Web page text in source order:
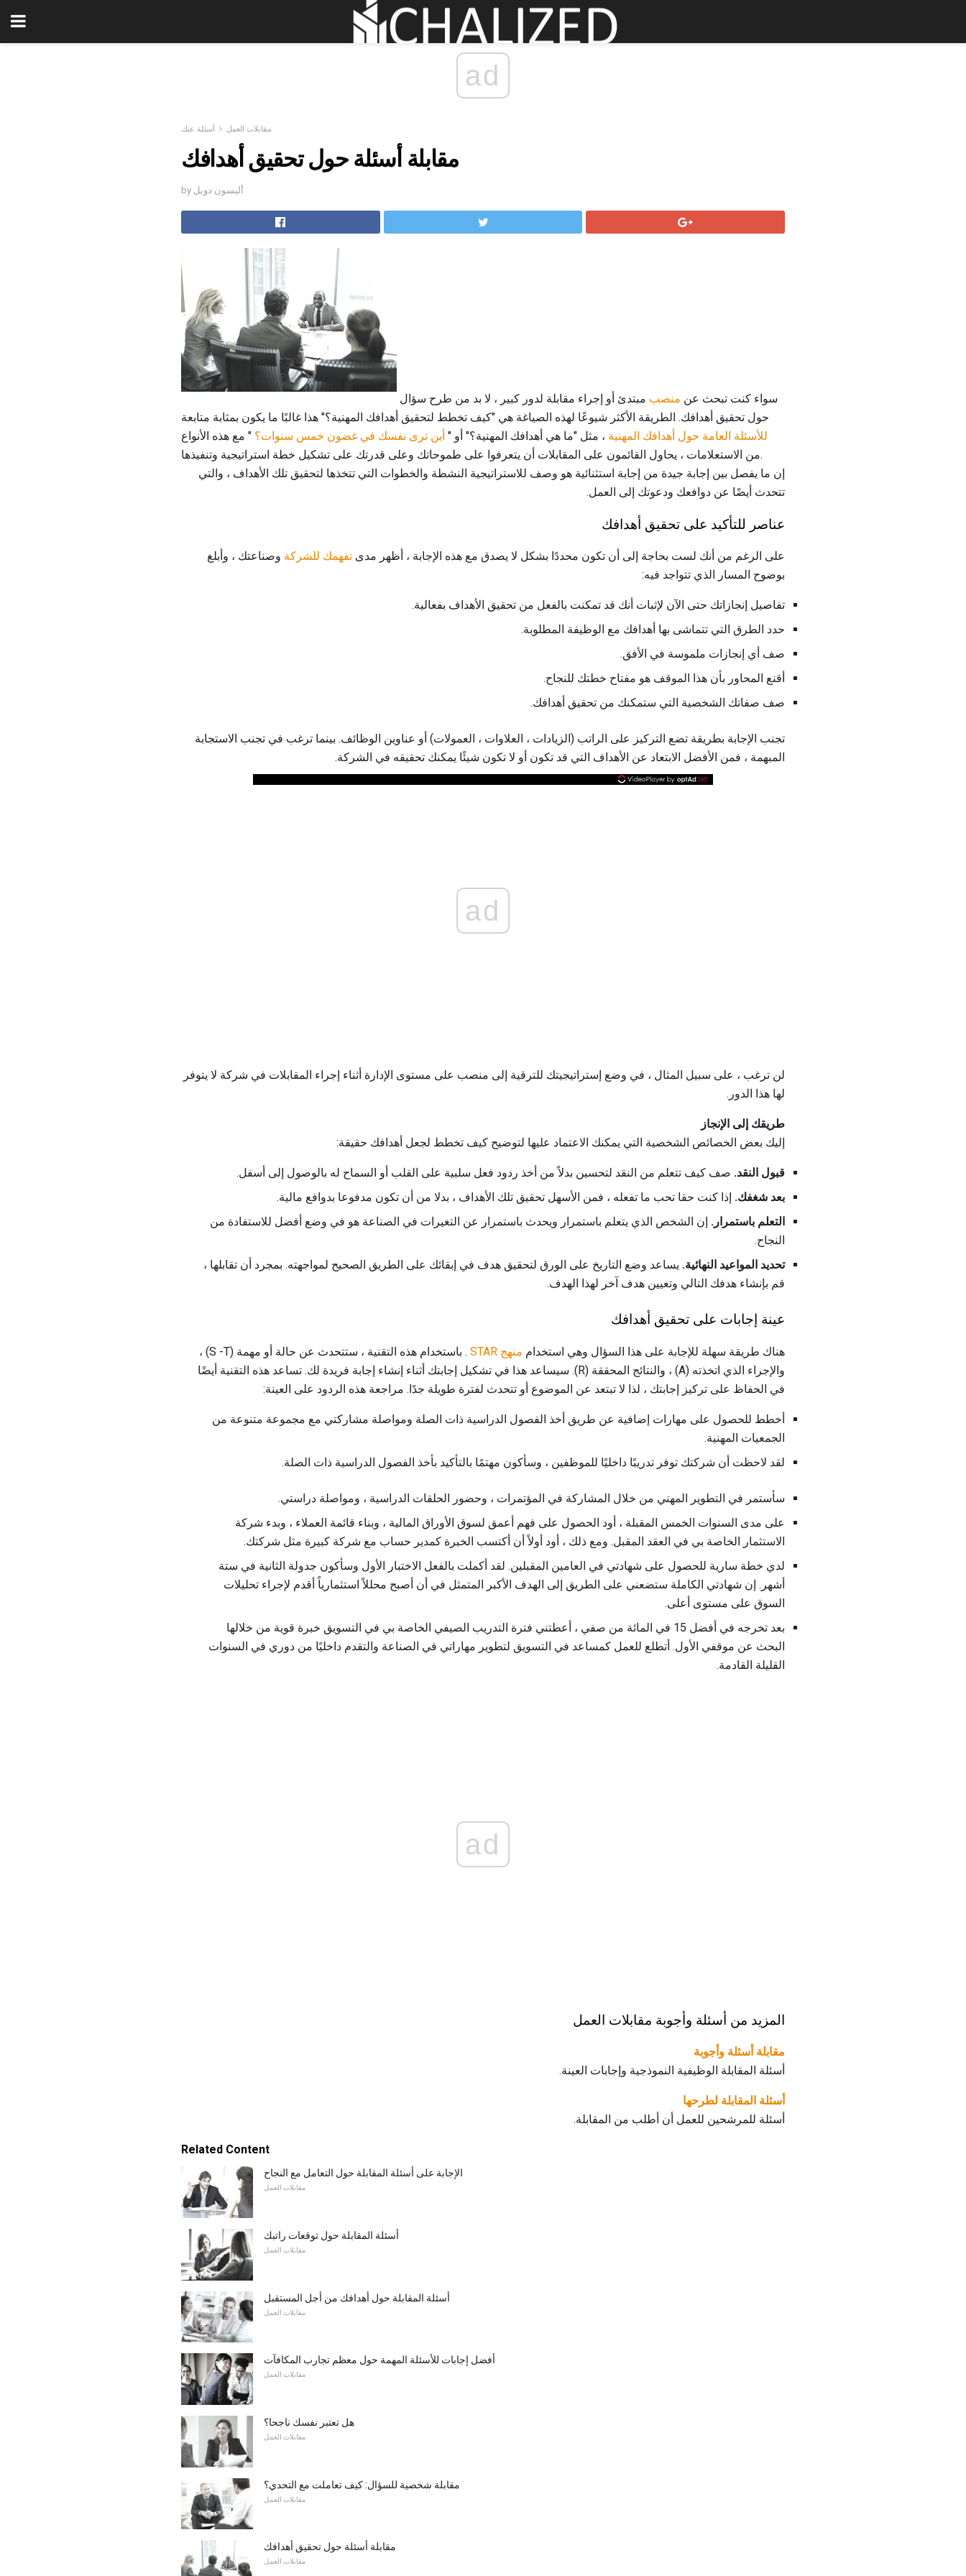
ad
مقابلات العمل أسئلة عنك
مقابلة أسئلة حول تحقيق أهدافك
by أليسون دويل
سواء كنت تبحث عن منصب مبتدئ أو إجراء مقابلة لدور كبير ، لا بد من طرح سؤال
حول تحقيق أهدافك. الطريقة الأكثر شيوعًا لهذه الصياغة هي "كيف تخطط لتحقيق أهدافك المهنية؟" هذا غالبًا ما يكون بمثابة متابعة
للأسئلة العامة حول أهدافك المهنية ، مثل "ما هي أهدافك المهنية؟" أو " أين ترى نفسك في غضون خمس سنوات؟ " مع هذه الأنواع
من الاستعلامات ، يحاول القائمون على المقابلات أن يتعرفوا على طموحاتك وعلى قدرتك على تشكيل خطة استراتيجية وتنفيذها.
إن ما يفصل بين إجابة جيدة من إجابة استثنائية هو وصف للاستراتيجية النشطة والخطوات التي تتخذها لتحقيق تلك الأهداف ، والتي
تتحدث أيضًا عن دوافعك ودعوتك إلى العمل.
عناصر للتأكيد على تحقيق أهدافك
على الرغم من أنك لست بحاجة إلى أن تكون محددًا بشكل لا يصدق مع هذه الإجابة ، أظهر مدى تفهمك للشركة وصناعتك ، وأبلغ
بوضوح المسار الذي تتواجد فيه:
تفاصيل إنجازاتك حتى الآن لإثبات أنك قد تمكنت بالفعل من تحقيق الأهداف بفعالية.
حدد الطرق التي تتماشى بها أهدافك مع الوظيفة المطلوبة.
صف أي إنجازات ملموسة في الأفق.
أقنع المحاور بأن هذا الموقف هو مفتاح خطتك للنجاح.
صف صفاتك الشخصية التي ستمكنك من تحقيق أهدافك.
تجنب الإجابة بطريقة تضع التركيز على الراتب (الزيادات ، العلاوات ، العمولات) أو عناوين الوظائف. بينما ترغب في تجنب الاستجابة
المبهمة ، فمن الأفضل الابتعاد عن الأهداف التي قد تكون أو لا تكون شيئًا يمكنك تحقيقه في الشركة.
ad
لن ترغب ، على سبيل المثال ، في وضع إستراتيجيتك للترقية إلى منصب على مستوى الإدارة أثناء إجراء المقابلات في شركة لا يتوفر
لها هذا الدور.
طريقك إلى الإنجاز
إليك بعض الخصائص الشخصية التي يمكنك الاعتماد عليها لتوضيح كيف تخطط لجعل أهدافك حقيقة:
قبول النقد. صف كيف تتعلم من النقد لتحسين بدلاً من أخذ ردود فعل سلبية على القلب أو السماح له بالوصول إلى أسفل.
بعد شغفك. إذا كنت حقا تحب ما تفعله ، فمن الأسهل تحقيق تلك الأهداف ، بدلا من أن تكون مدفوعا بدوافع مالية.
التعلم باستمرار. إن الشخص الذي يتعلم باستمرار ويحدث باستمرار عن التغيرات في الصناعة هو في وضع أفضل للاستفادة من
النجاح.
تحديد المواعيد النهائية. يساعد وضع التاريخ على الورق لتحقيق هدف في إبقائك على الطريق الصحيح لمواجهته. بمجرد أن تقابلها ،
قم بإنشاء هدفك التالي وتعيين هدف آخر لهذا الهدف.
عينة إجابات على تحقيق أهدافك
هناك طريقة سهلة للإجابة على هذا السؤال وهي استخدام منهج STAR
. باستخدام هذه التقنية ، ستتحدث عن حالة أو مهمة (S -T) ،
والإجراء الذي اتخذته (A) ، والنتائج المحققة (R). سيساعد هذا في تشكيل إجابتك أثناء إنشاء إجابة فريدة لك. تساعد هذه التقنية أيضًا
في الحفاظ على تركيز إجابتك ، لذا لا تبتعد عن الموضوع أو تتحدث لفترة طويلة جدًا. مراجعة هذه الردود على العينة:
أخطط للحصول على مهارات إضافية عن طريق أخذ الفصول الدراسية ذات الصلة ومواصلة مشاركتي مع مجموعة متنوعة من
الجمعيات المهنية.
لقد لاحظت أن شركتك توفر تدريبًا داخليًا للموظفين ، وسأكون مهتمًا بالتأكيد بأخذ الفصول الدراسية ذات الصلة.
سأستمر في التطوير المهني من خلال المشاركة في المؤتمرات ، وحضور الحلقات الدراسية ، ومواصلة دراستي.
على مدى السنوات الخمس المقبلة ، أود الحصول على فهم أعمق لسوق الأوراق المالية ، وبناء قائمة العملاء ، وبدء شركة
الاستثمار الخاصة بي في العقد المقبل. ومع ذلك ، أود أولاً أن أكتسب الخبرة كمدير حساب مع شركة كبيرة مثل شركتك.
لدي خطة سارية للحصول على شهادتي في العامين المقبلين. لقد أكملت بالفعل الاختبار الأول وسأكون جدولة الثانية في ستة
أشهر. إن شهادتي الكاملة ستضعني على الطريق إلى الهدف الأكبر المتمثل في أن أصبح محللاً استثمارياً أقدم لإجراء تحليلات
السوق على مستوى أعلى.
بعد تخرجه في أفضل 15 في المائة من صفي ، أعطتني فترة التدريب الصيفي الخاصة بي في التسويق خبرة قوية من خلالها
البحث عن موقفي الأول. أتطلع للعمل كمساعد في التسويق لتطوير مهاراتي في الصناعة والتقدم داخليًا من دوري في السنوات
القليلة القادمة.
ad
المزيد من أسئلة وأجوبة مقابلات العمل
مقابلة أسئلة وأجوبة
أسئلة المقابلة الوظيفية النموذجية وإجابات العينة.
أسئلة المقابلة لطرحها
أسئلة للمرشحين للعمل أن أطلب من المقابلة.
Related Content
الإجابة على أسئلة المقابلة حول التعامل مع النجاح
مقابلات العمل
أسئلة المقابلة حول توقعات راتبك
مقابلات العمل
أسئلة المقابلة حول أهدافك من أجل المستقبل
مقابلات العمل
أفضل إجابات للأسئلة المهمة حول معظم تجارب المكافآت
مقابلات العمل
هل تعتبر نفسك ناجحا؟
مقابلات العمل
مقابلة شخصية للسؤال: كيف تعاملت مع التحدي؟
مقابلات العمل
مقابلة أسئلة حول تحقيق أهدافك
مقابلات العمل